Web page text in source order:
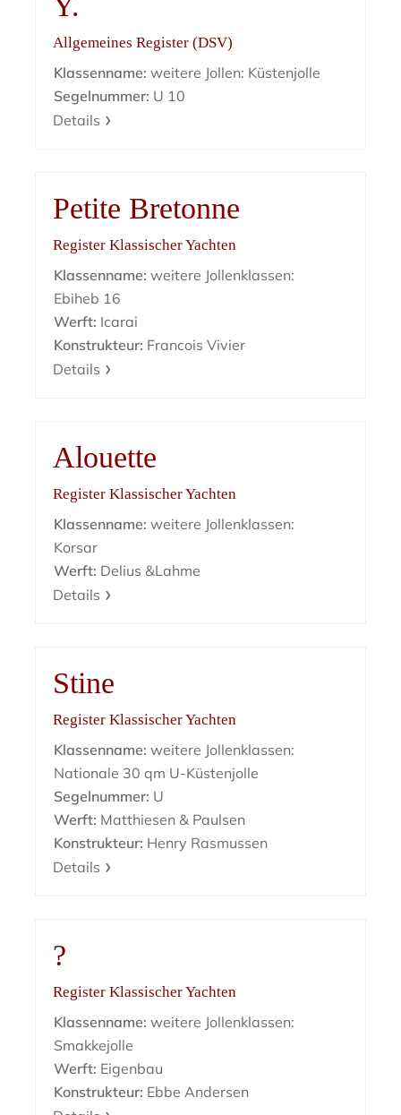
Allgemeines Register (DSV)
Klassenname: weitere Jollen: Küstenjolle
Segelnummer: U 10
Details
Petite Bretonne
Register Klassischer Yachten
Klassenname: weitere Jollenklassen:
Ebiheb 16
Werft: Icarai
Konstrukteur: Francois Vivier
Details
Alouette
Register Klassischer Yachten
Klassenname: weitere Jollenklassen:
Korsar
Werft: Delius &Lahme
Details
Stine
Register Klassischer Yachten
Klassenname: weitere Jollenklassen:
Nationale 30 qm U-Küstenjolle
Segelnummer: U
Werft: Matthiesen & Paulsen
Konstrukteur: Henry Rasmussen
Details
?
Register Klassischer Yachten
Klassenname: weitere Jollenklassen:
Smakkejolle
Werft: Eigenbau
Konstrukteur: Ebbe Andersen